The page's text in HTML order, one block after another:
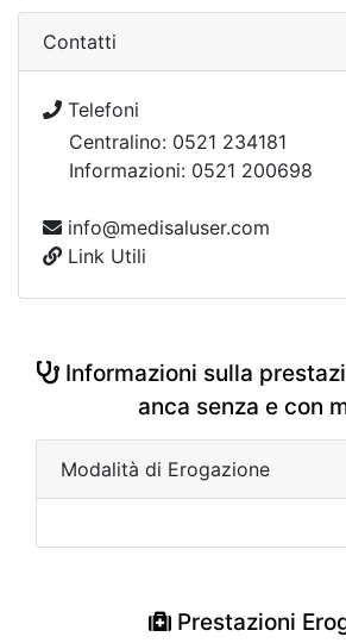
Contatti
Telefoni
Centralino: 0521 234181
Informazioni: 0521 200698
info@medisaluser.com
Link Utili
Informazioni sulla
anca senza e con
Modalità di Erogazione
Prestazioni